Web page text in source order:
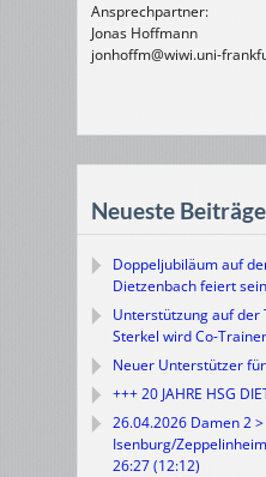
Ansprechpartner:
Jonas Hoffmann
jonhoffm@wiwi.uni-
Neueste Beiträge
Doppeljubiläum auf
Dietzenbach feiert
Unterstützung auf der
Sterkel wird Co-
Neuer Unterstützer
+++ 20 JAHRE HSG
26.04.2026 Damen 2 >
Isenburg/
26:27 (12:12)